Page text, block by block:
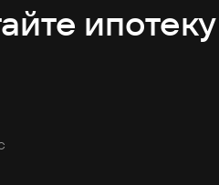
ипотеку